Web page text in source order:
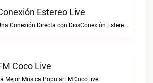
Estereo Live
Una Conexión Directa con DiosConexión Estereo live
Coco Live
Mejor Musica PopularFM Coco live